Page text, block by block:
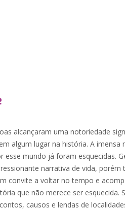
alcançaram uma notoriedade
algum lugar na história. A imensa
esse mundo já foram esquecidas.
narrativa de vida, porém
convite a voltar no tempo e
que não merece ser esquecida.
causos e lendas de